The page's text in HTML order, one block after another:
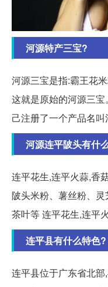
河源特产三宝?
河源三宝是指:霸王花
这就是原始的河源三
己注册了一个产品名叫
河源连平陂头有什
连平花生,连平火蒜,香
陂头米粉、薯丝粉、灵
茶叶等 连平花生,连平
连平县有什么特色?
连平县位于广东省北